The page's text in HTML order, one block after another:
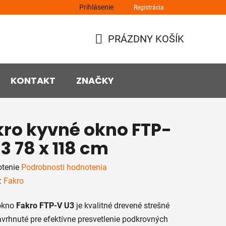
Prihlásenie Registrácia
KOŠÍK
PRÁZDNY KOŠÍK
KONTAKT ZNAČKY
kyvné okno FTP-
78 x 118 cm
Podrobnosti hodnotenia
Fakro
Fakro FTP-V U3 je kvalitné drevené strešné
pre efektívne presvetlenie podkrovných